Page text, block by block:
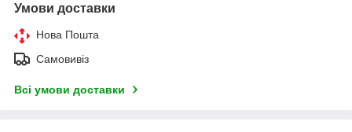
Умови доставки
Нова Пошта
Самовивіз
Всі умови доставки